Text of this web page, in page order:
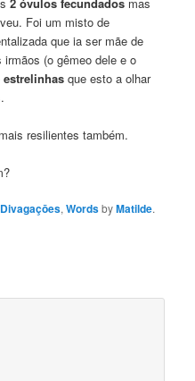
Foi um misto de
que ia ser mãe de
(o gêmeo dele e o
estrelinhas que esto a olhar
resilientes também.
Divagaçōes,WordsbyMatilde.